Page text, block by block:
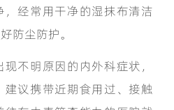
经常用干净的湿抹布清洁
防尘防护。
明原因的内外科症状，
议携带近期食用过、接触